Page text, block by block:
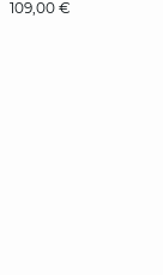
109,00 €